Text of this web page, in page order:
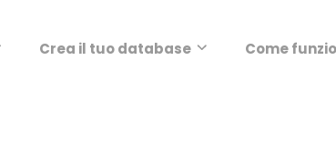
Crea il tuo database Come